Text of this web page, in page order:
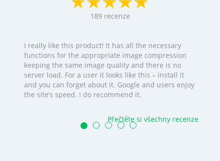
189 recenze
I really like this product! It has all the necessary
functions for the appropriate image compression
keeping the same image quality and there is no
server load. For a user it looks like this – install it
and you can forget about it. Google and users enjoy
the site’s speed. I do recommend it.
Přečtěte si všechny recenze